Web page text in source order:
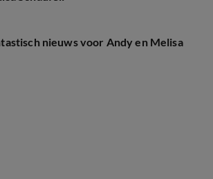
nieuws voor Andy en Melisa